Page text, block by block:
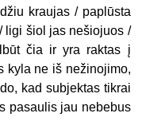
kraujas / paplūsta
ligi šiol jas nešiojuos /
čia ir yra raktas į
kyla ne iš nežinojimo,
kad subjektas tikrai
pasaulis jau nebebus